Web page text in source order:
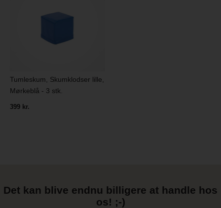
Tumleskum, Skumklodser lille,
Mørkeblå - 3 stk.
399 kr.
Det kan blive endnu billigere at handle hos
os! ;-)